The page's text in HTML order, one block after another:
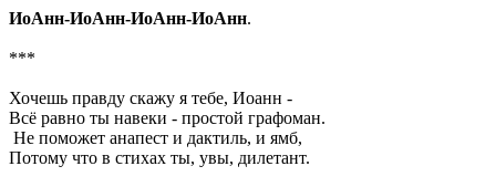
ИоАнн-ИоАнн-ИоАнн-ИоАнн.
***
Хочешь правду скажу я тебе, Иоанн -
Всё равно ты навеки - простой графоман.
Не поможет анапест и дактиль, и ямб,
Потому что в стихах ты, увы, дилетант.